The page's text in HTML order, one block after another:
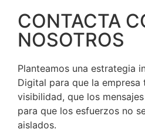
CONTACTA
NOSOTROS
Planteamos una estrategia
Digital para que la empresa
visibilidad, que los
para que los esfuerzos no
aislados.